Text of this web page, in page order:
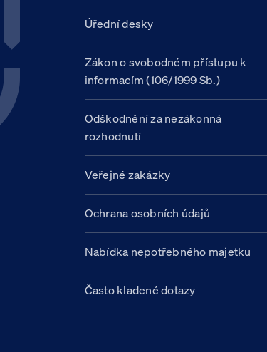
Úřední desky
Zákon o svobodném přístupu k
informacím (106/1999 Sb.)
Odškodnění za nezákonná
rozhodnutí
Veřejné zakázky
Ochrana osobních údajů
Nabídka nepotřebného majetku
Často kladené dotazy